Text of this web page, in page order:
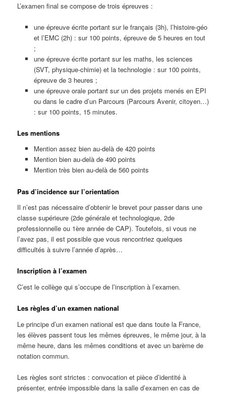
L’examen final se compose de trois épreuves :
une épreuve écrite portant sur le français (3h), l’histoire-géo
et l’EMC (2h) : sur 100 points, épreuve de 5 heures en tout
;
une épreuve écrite portant sur les maths, les sciences
(SVT, physique-chimie) et la technologie : sur 100 points,
épreuve de 3 heures ;
une épreuve orale portant sur un des projets menés en EPI
ou dans le cadre d’un Parcours (Parcours Avenir, citoyen…)
: sur 100 points, 15 minutes.
Les mentions
Mention assez bien au-delà de 420 points
Mention bien au-delà de 490 points
Mention très bien au-delà de 560 points
Pas d’incidence sur l’orientation
Il n’est pas nécessaire d’obtenir le brevet pour passer dans une
classe supérieure (2de générale et technologique, 2de
professionnelle ou 1ère année de CAP). Toutefois, si vous ne
l’avez pas, il est possible que vous rencontriez quelques
difficultés à suivre l’année d’après…
Inscription à l’examen
C’est le collège qui s’occupe de l’inscription à l’examen.
Les règles d’un examen national
Le principe d’un examen national est que dans toute la France,
les élèves passent tous les mêmes épreuves, le même jour, à la
même heure, dans les mêmes conditions et avec un barème de
notation commun.
Les règles sont strictes : convocation et pièce d’identité à
présenter, entrée impossible dans la salle d’examen en cas de